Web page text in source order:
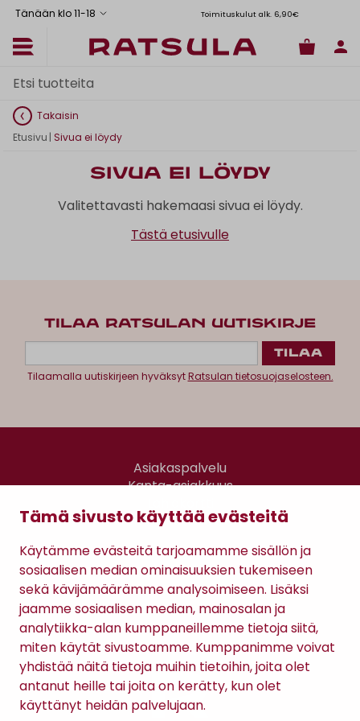
Tämä sivusto käyttää evästeitä
Käytämme evästeitä tarjoamamme sisällön ja
sosiaalisen median ominaisuuksien tukemiseen
sekä kävijämäärämme analysoimiseen. Lisäksi
jaamme sosiaalisen median, mainosalan ja
analytiikka-alan kumppaneillemme tietoja siitä,
miten käytät sivustoamme. Kumppanimme voivat
yhdistää näitä tietoja muihin tietoihin, joita olet
antanut heille tai joita on kerätty, kun olet
käyttänyt heidän palvelujaan.
Tänään klo 11-18 Toimituskulut alk. 6,90€
Takaisin
Etusivu | Sivua ei löydy
Sivua ei löydy
Valitettavasti hakemaasi sivua ei löydy.
Tästä etusivulle
TILAA RATSULAN UUTISKIRJE
Tilaamalla uutiskirjeen hyväksytRatsulan tietosuojaselosteen.
Asiakaspalvelu
Kanta-asiakkuus
Gomee Ratsula Café
Sopimusehdot
Tietosuojaseloste
Maksutavat